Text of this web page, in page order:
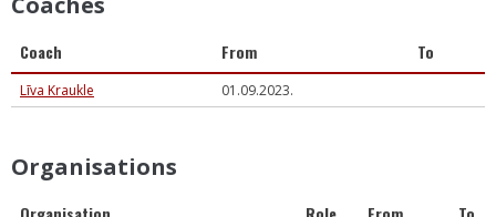
Coach From To
Līva Kraukle 01.09.2023.
Organisations